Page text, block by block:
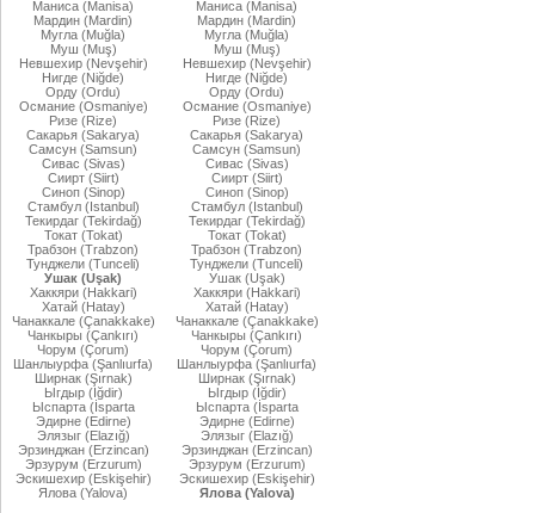
Маниса (Manisa)
Мардин (Mardin)
Мугла (Muğla)
Муш (Muş)
Невшехир (Nevşehir)
Нигде (Niğde)
Орду (Ordu)
Османие (Osmaniye)
Ризе (Rize)
Сакарья (Sakarya)
Самсун (Samsun)
Сивас (Sivas)
Сиирт (Siirt)
Синоп (Sinop)
Стамбул (Istanbul)
Текирдаг (Tekirdağ)
Токат (Tokat)
Трабзон (Trabzon)
Тунджели (Tunceli)
Ушак (Uşak)
Хаккяри (Hakkari)
Хатай (Hatay)
Чанаккале (Çanakkake)
Чанкыры (Çankırı)
Чорум (Çorum)
Шанлыурфа (Şanlıurfa)
Ширнак (Şırnak)
Ыгдыр (Iğdir)
Ыспарта (İsparta
Эдирне (Edirne)
Элязыг (Elazığ)
Эрзинджан (Erzincan)
Эрзурум (Erzurum)
Эскишехир (Eskişehir)
Ялова (Yalova)
Маниса (Manisa)
Мардин (Mardin)
Мугла (Muğla)
Муш (Muş)
Невшехир (Nevşehir)
Нигде (Niğde)
Орду (Ordu)
Османие (Osmaniye)
Ризе (Rize)
Сакарья (Sakarya)
Самсун (Samsun)
Сивас (Sivas)
Сиирт (Siirt)
Синоп (Sinop)
Стамбул (Istanbul)
Текирдаг (Tekirdağ)
Токат (Tokat)
Трабзон (Trabzon)
Тунджели (Tunceli)
Ушак (Uşak)
Хаккяри (Hakkari)
Хатай (Hatay)
Чанаккале (Çanakkake)
Чанкыры (Çankırı)
Чорум (Çorum)
Шанлыурфа (Şanlıurfa)
Ширнак (Şırnak)
Ыгдыр (Iğdir)
Ыспарта (İsparta
Эдирне (Edirne)
Элязыг (Elazığ)
Эрзинджан (Erzincan)
Эрзурум (Erzurum)
Эскишехир (Eskişehir)
Ялова (Yalova)